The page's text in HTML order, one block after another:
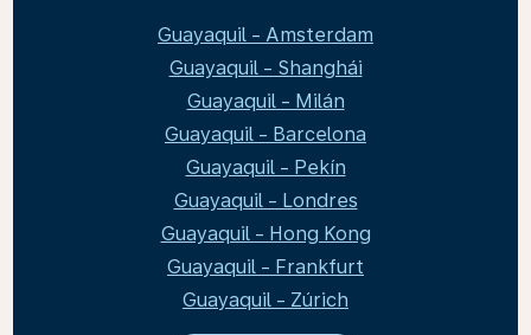
Guayaquil - Amsterdam
Guayaquil - Shanghái
Guayaquil - Milán
Guayaquil - Barcelona
Guayaquil - Pekín
Guayaquil - Londres
Guayaquil - Hong Kong
Guayaquil - Frankfurt
Guayaquil - Zúrich